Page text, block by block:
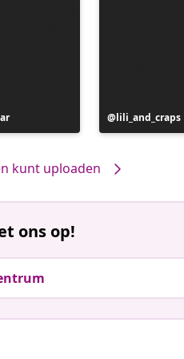
Bericht
gepubliceerd
lili_and_craps
kunt uploaden
ons op!